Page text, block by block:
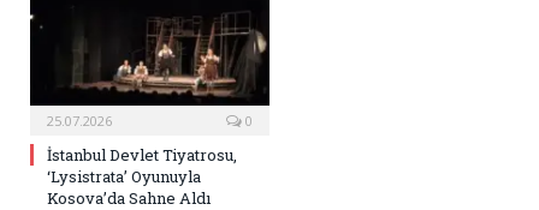
25.07.2026 0
İstanbul Devlet Tiyatrosu,
‘Lysistrata’ Oyunuyla
Kosova’da Sahne Aldı